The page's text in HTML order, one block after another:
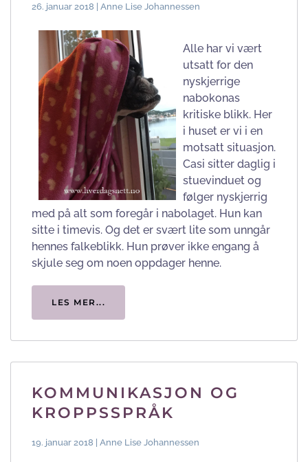
26. januar 2018 | Anne Lise Johannessen
Alle har vi vært
utsatt for den
nyskjerrige
nabokonas
kritiske blikk. Her
i huset er vi i en
motsatt situasjon.
Casi sitter daglig i
stuevinduet og
følger nyskjerrig
med på alt som foregår i nabolaget. Hun kan
sitte i timevis. Og det er svært lite som unngår
hennes falkeblikk. Hun prøver ikke engang å
skjule seg om noen oppdager henne.
LES MER...
KOMMUNIKASJON OG
KROPPSSPRÅK
19. januar 2018 | Anne Lise Johannessen